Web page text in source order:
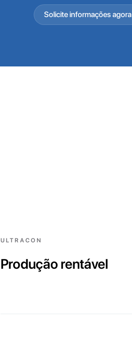
Solicite informações agora
ULTRACON
Produção rentável